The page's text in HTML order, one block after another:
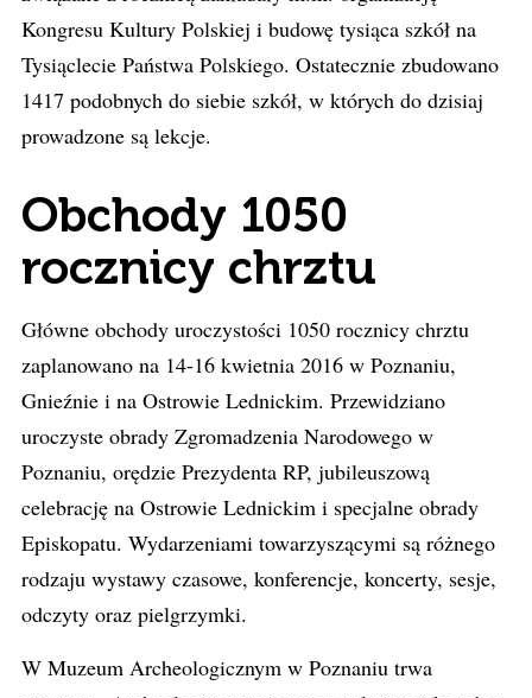
Kongresu Kultury Polskiej i budowę tysiąca szkół na
Tysiąclecie Państwa Polskiego. Ostatecznie zbudowano
1417 podobnych do siebie szkół, w których do dzisiaj
prowadzone są lekcje.
Obchody 1050
rocznicy chrztu
Główne obchody uroczystości 1050 rocznicy chrztu
zaplanowano na 14-16 kwietnia 2016 w Poznaniu,
Gnieźnie i na Ostrowie Lednickim. Przewidziano
uroczyste obrady Zgromadzenia Narodowego w
Poznaniu, orędzie Prezydenta RP, jubileuszową
celebrację na Ostrowie Lednickim i specjalne obrady
Episkopatu. Wydarzeniami towarzyszącymi są różnego
rodzaju wystawy czasowe, konferencje, koncerty, sesje,
odczyty oraz pielgrzymki.
W Muzeum Archeologicznym w Poznaniu trwa